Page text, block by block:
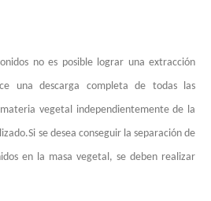
Tecnología de pulverización ultrasónica en recubrimientos cinematográficos
de pulverización ultrasónica es una
no es posible lograr una extracción
una descarga completa de todas las
vegetal independientemente de la
se desea conseguir la separación de
en la masa vegetal, se deben realizar